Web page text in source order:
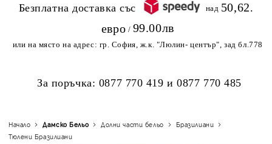
.Безплатна доставка със
над 50,62
евро / 99.00лв
или на място на адрес: гр. София, ж.к. "Люлин- център", зад бл.778
За поръчка: 0877 770 419 и0877 770 485
Начало Дамско Бельо Долни части бельо
Бразилиани
Тюлени Бразилиани